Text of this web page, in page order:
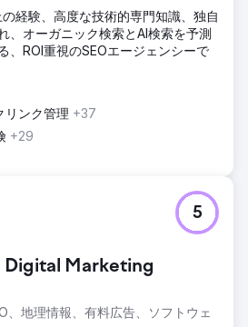
経験、高度な技術的専門知識、独自
、オーガニック検索とAI検索を予測
、ROI重視のSEOエージェンシーで
リンク管理 +37
+29
Digital Marketing
、地理情報、有料広告、ソフトウェ
5